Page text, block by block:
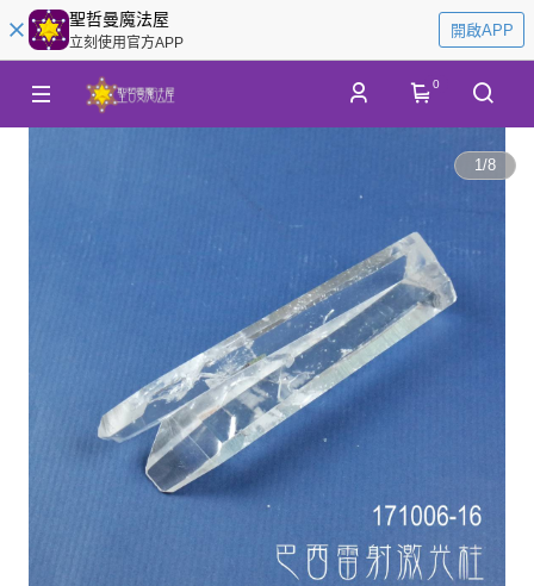
聖哲曼魔法屋
立刻使用官方APP
開啟APP
0
1/8